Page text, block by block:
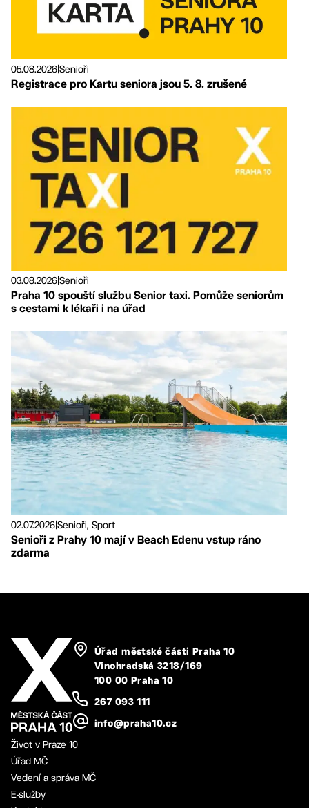
05.08.2026Senioři
Registrace pro Kartu seniora jsou 5. 8. zrušené
03.08.2026Senioři
Praha 10 spouští službu Senior taxi. Pomůže seniorům
s cestami k lékaři i na úřad
02.07.2026Senioři, Sport
Senioři z Prahy 10 mají v Beach Edenu vstup ráno
zdarma
Úřad městské části Praha 10
Vinohradská 3218/169
100 00 Praha 10
267 093 111
info@praha10.cz
Život v Praze 10
Úřad MČ
Vedení a správa MČ
E-služby